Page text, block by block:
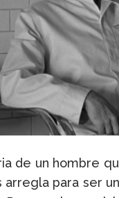
de un hombre
arregla para ser